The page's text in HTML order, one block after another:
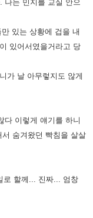
나는 민지를 교실 안으
있는 상황에 겁을 내
있어서였을거라고 당
가 날 아무렇지도 않게
다 이렇게 얘기를 하니
숨겨왔던 빡침을 살살
로 할께... 진짜... 엄창